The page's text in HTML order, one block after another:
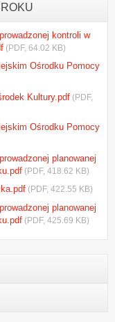
kontroli w
(PDF, 64.02 KB)
Ośrodku Pomocy
Kultury.pdf (PDF,
Ośrodku Pomocy
planowanej
(PDF, 418.62 KB)
(PDF, 422.55 KB)
planowanej
(PDF, 425.69 KB)